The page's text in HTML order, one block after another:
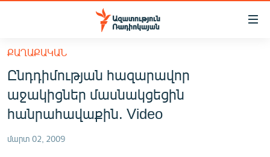
Մատչելիության
հիմնական
բովանդակությանը
հիմնական
մենյուին
ՀԱՅԱՍՏԱՆ
ՔԱՂԱՔԱԿԱՆ
ՔԱՂԱՔԱԿԱՆ
Ընդդիմության հազարավոր
աջակիցներ մասնակցեցին
հանրահավաքին. Video
մարտ 02, 2009